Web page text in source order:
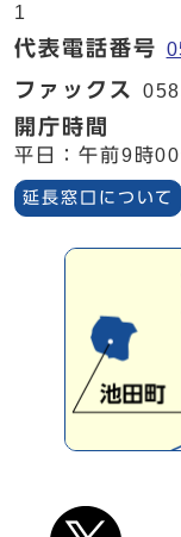
1
代表電話番号
ファックス
開庁時間
平日：午前9時
延長窓口について